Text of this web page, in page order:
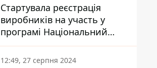
Стартувала реєстрація
виробників на участь у
програмі Національний
кешбек: як це зробити
через портал Дія
12:49, 27 серпня 2024